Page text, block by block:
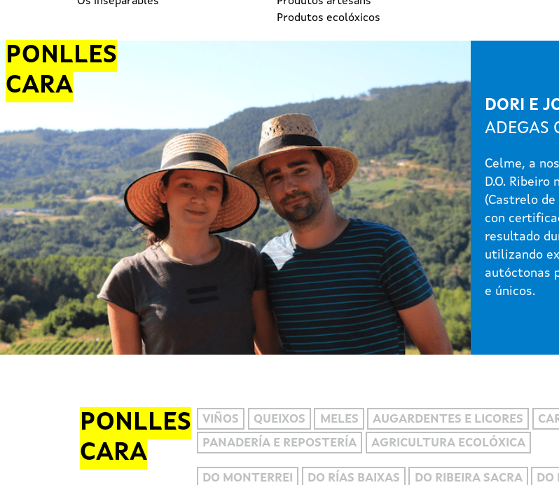
Produtos ecolóxicos
PONLLES
CARA
DORI E
ADEGAS
Celme, a
D.O.
(Castrelo de
con
resultado
utilizando
autóctonas
e únicos.
PONLLES
CARA
VIÑOS QUEIXOS MELES AUGARDENTES E LICORES
PANADERÍA E REPOSTERÍA
AGRICULTURA ECOLÓXICA
DO MONTERREI DO RÍAS BAIXAS DO RIBEIRA SACRA DO